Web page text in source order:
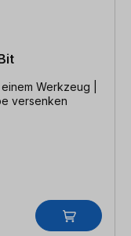
Werkzeug |
versenken